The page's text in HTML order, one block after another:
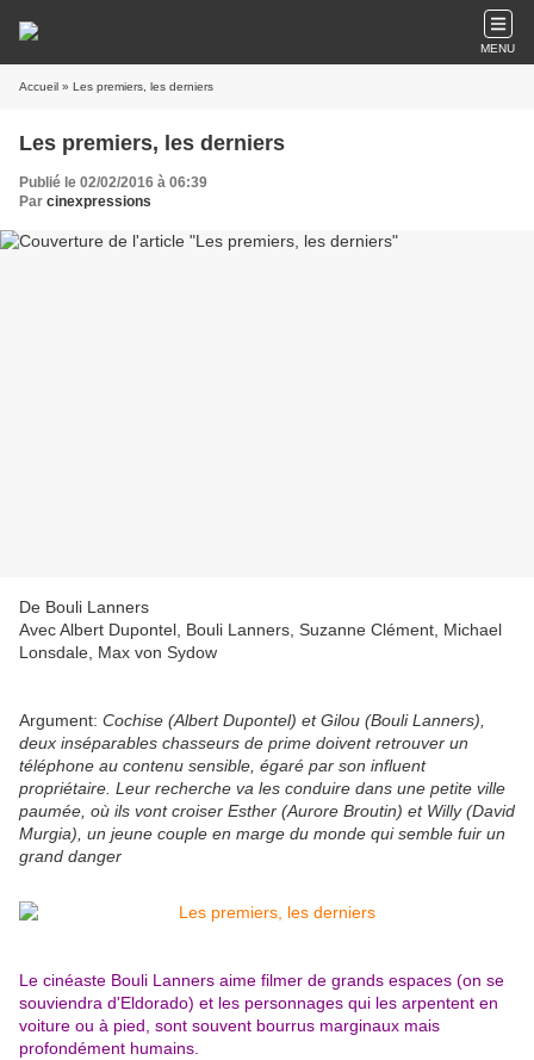
MENU
Accueil » Les premiers, les derniers
Les premiers, les derniers
Publié le 02/02/2016 à 06:39
Par cinexpressions
De Bouli Lanners
Avec Albert Dupontel, Bouli Lanners, Suzanne Clément, Michael
Lonsdale, Max von Sydow
Argument: Cochise (Albert Dupontel) et Gilou (Bouli Lanners),
deux inséparables chasseurs de prime doivent retrouver un
téléphone au contenu sensible, égaré par son influent
propriétaire. Leur recherche va les conduire dans une petite ville
paumée, où ils vont croiser Esther (Aurore Broutin) et Willy (David
Murgia), un jeune couple en marge du monde qui semble fuir un
grand danger
Le cinéaste Bouli Lanners aime filmer de grands espaces (on se
souviendra d'Eldorado) et les personnages qui les arpentent en
voiture ou à pied, sont souvent bourrus marginaux mais
profondément humains.